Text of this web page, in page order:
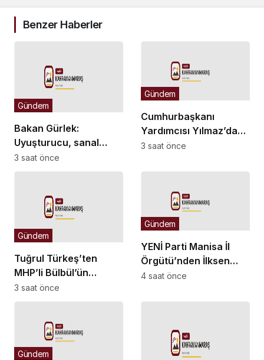
Benzer Haberler
Bakan Gürlek:
Uyuşturucu, sanal
bahis ve sokak
çeteleriyle
boyuta geçeceğiz
Gündem
3 saat önce
Cumhurbaşkanı
Yardımcısı Yılmaz’dan
Demirtaş açıklaması:
olmaz, kararı yargı
Gündem
3 saat önce
Tuğrul Türkeş’ten
MHP’li Bülbül’ün
Ayyüce Türkeş Taş’a
yönelik tavrına tepki:
buluyorum
Gündem
3 saat önce
YENİ Parti Manisa İl
Örgütü’nden İlksen
Özalper’in
“Yanlış şehri seçtiniz”
Gündem
4 saat önce
Gündem